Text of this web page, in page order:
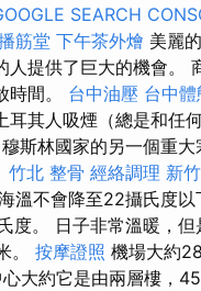
SEARCH
筋堂 下午茶外燴 美麗
提供了巨大的機會。
時間。 台中油壓 台中
其人吸煙（總是和任
穆斯林國家的另一個重
竹北 整骨 經絡調理 新
溫不會降至22攝氏度
度。 日子非常溫暖，
。 按摩證照 機場大約
大約它是由兩層樓，